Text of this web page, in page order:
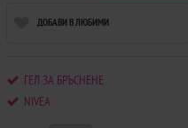
ДОБАВИ В ЛЮБИМИ
ГЕЛ ЗА БРЪСНЕНЕ
NIVEA